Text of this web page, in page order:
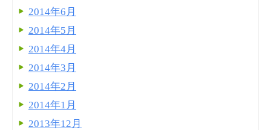
2014年6月
2014年5月
2014年4月
2014年3月
2014年2月
2014年1月
2013年12月